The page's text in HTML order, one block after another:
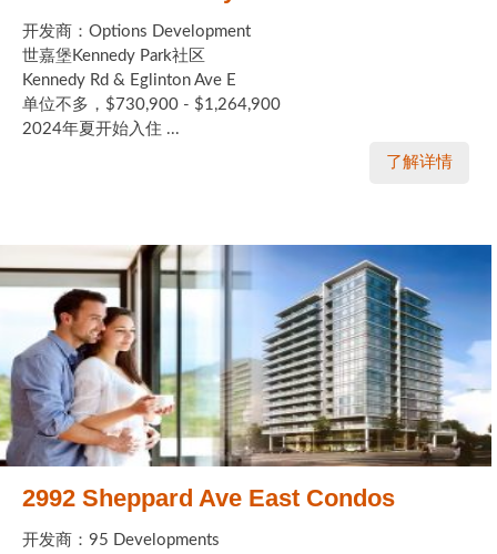
开发商：Options Development
世嘉堡Kennedy Park社区
Kennedy Rd & Eglinton Ave E
单位不多，$730,900 - $1,264,900
2024年夏开始入住 ...
了解详情
2992 Sheppard Ave East Condos
开发商：95 Developments